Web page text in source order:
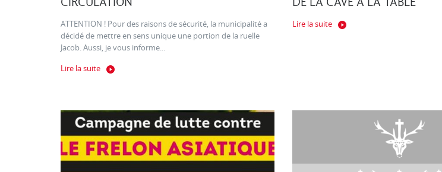
ATTENTION ! Pour des raisons de sécurité, la municipalité a
décidé de mettre en sens unique une portion de la ruelle
Jacob. Aussi, je vous informe...
Lire la suite
Lire la suite